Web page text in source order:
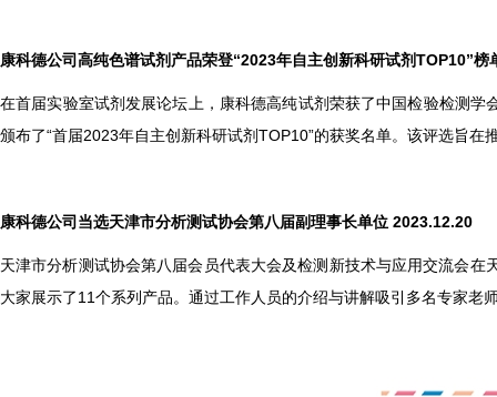
康科德公司高纯色谱试剂产品荣登“2023年自主创新科研试剂TOP10”榜
在首届实验室试剂发展论坛上，康科德高纯试剂荣获了中国检验检测
颁布了“首届2023年自主创新科研试剂TOP10”的获奖名单。该评选旨
康科德公司当选天津市分析测试协会第八届副理事长单位 2023.12.20
天津市分析测试协会第八届会员代表大会及检测新技术与应用交流会
大家展示了11个系列产品。通过工作人员的介绍与讲解吸引多名专家老